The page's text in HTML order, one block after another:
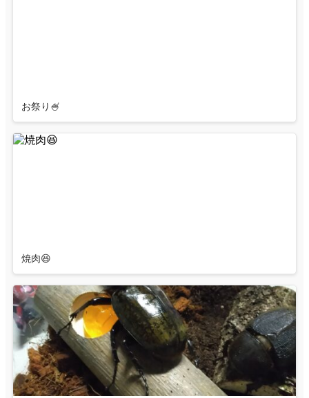
お祭り🍧
焼肉😆